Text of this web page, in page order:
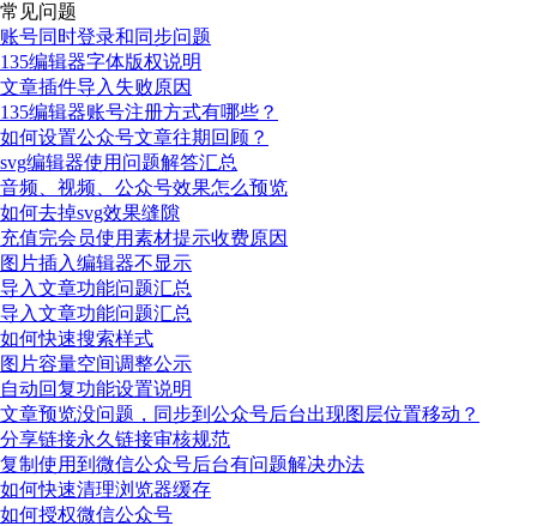
常见问题
账号同时登录和同步问题
135编辑器字体版权说明
文章插件导入失败原因
135编辑器账号注册方式有哪些？
如何设置公众号文章往期回顾？
svg编辑器使用问题解答汇总
音频、视频、公众号效果怎么预览
如何去掉svg效果缝隙
充值完会员使用素材提示收费原因
图片插入编辑器不显示
导入文章功能问题汇总
导入文章功能问题汇总
如何快速搜索样式
图片容量空间调整公示
自动回复功能设置说明
文章预览没问题，同步到公众号后台出现图层位置移动？
分享链接永久链接审核规范
复制使用到微信公众号后台有问题解决办法
如何快速清理浏览器缓存
如何授权微信公众号